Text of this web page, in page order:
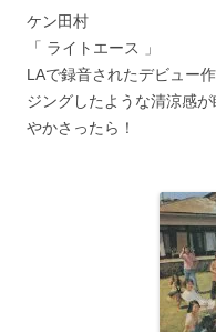
ケン田村
「 ライトエース 」
LAで録音されたデビュー
ジングしたような清涼感
やかさったら！